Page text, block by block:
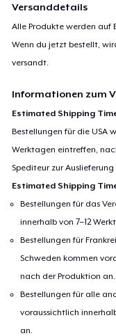
Versanddetails
Alle Produkte werden auf
Wenn du jetzt bestellt,
versandt.
Informationen zum
Estimated Shipping
Bestellungen für die USA
Werktagen eintreffen,
Spediteur zur
Estimated Shipping
Bestellungen für das
innerhalb von 7–12
Bestellungen für
Schweden kommen
nach der Produktion an.
Bestellungen für alle
voraussichtlich
an.